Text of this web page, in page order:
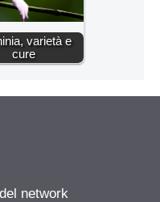
varietà e
cure
network